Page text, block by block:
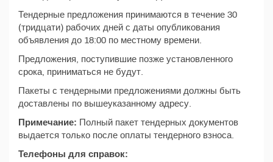
Тендерные предложения принимаются в течение 30
(тридцати) рабочих дней с даты опубликования
объявления до 18:00 по местному времени.
Предложения, поступившие позже установленного
срока, приниматься не будут.
Пакеты с тендерными предложениями должны быть
доставлены по вышеуказанному адресу.
Примечание: Полный пакет тендерных документов
выдается только после оплаты тендерного взноса.
Телефоны для справок: